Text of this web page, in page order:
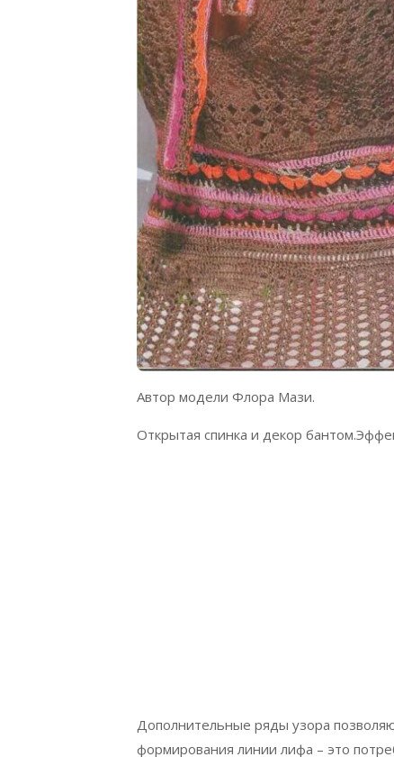
Автор модели Флора Мази.
Открытая спинка и декор
Дополнительные ряды узора
формирования линии лифа – это